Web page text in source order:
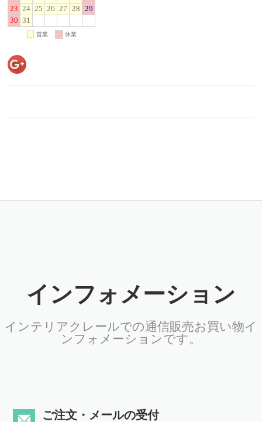
インフォメーション
インテリアクレールでの通信販売お買い物イ
ンフォメーションです。
ご注文・メールの受付